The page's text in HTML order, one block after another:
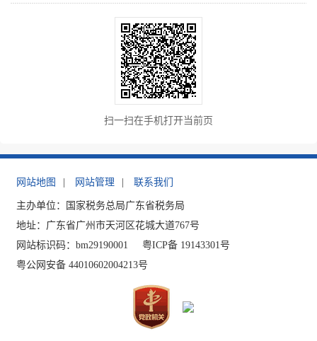
扫一扫在手机打开当前页
网站地图 网站管理 联系我们
主办单位：国家税务总局广东省税务局
地址：广东省广州市天河区花城大道767号
网站标识码：bm29190001
粤ICP备 19143301号
粤公网安备 44010602004213号